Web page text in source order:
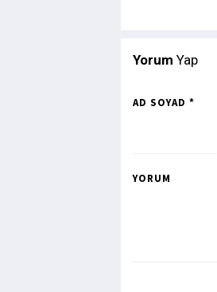
Yorum Yap
AD SOYAD *
YORUM